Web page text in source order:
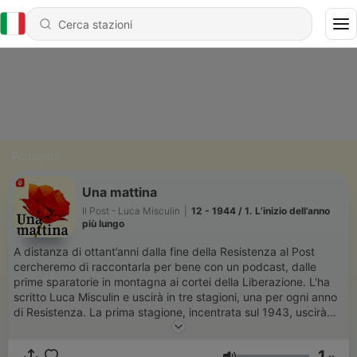
Una mattina
Il Post - Luca Misculin
12 - 1944 / 1. L’inizio dell’anno
più lungo
A distanza di ottant’anni dalla fine della Resistenza al Post
cercheremo di raccontarla per bene con un podcast, dalle
prime sparatorie in montagna ai cortei della Liberazione. L'ha
scritto Luca Misculin e uscirà in tre stagioni, una per ogni anno
di Resistenza. La prima stagione, incentrata sul 1943, uscirà
venerdì 25 aprile: troverete i suoi 5 episodi sull’app del Post e